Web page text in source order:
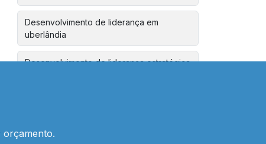
orçamento.
Desenvolvimento de liderança em
uberlândia
Desenvolvimento de liderança estratégica
empresas